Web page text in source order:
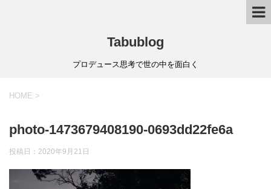
Tabublog
プロデュース思考で世の中を面白く
HOME >
photo-1473679408190-0693dd22fe6a
投稿日： 2020年9月21日